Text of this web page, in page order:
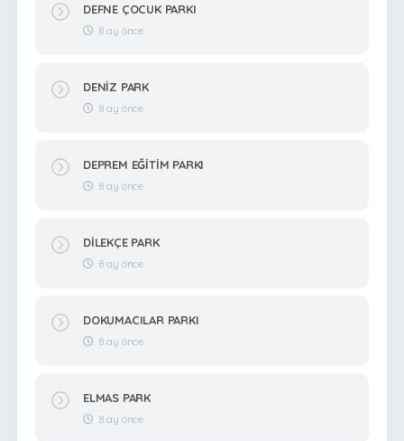
DEFNE ÇOCUK PARKI
8 ay önce
DENİZ PARK
8 ay önce
DEPREM EĞİTİM PARKI
8 ay önce
DİLEKÇE PARK
8 ay önce
DOKUMACILAR PARKI
8 ay önce
ELMAS PARK
8 ay önce